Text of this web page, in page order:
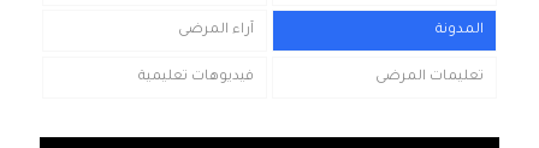
المدونة آراء المرضى
تعليمات المرضى فيديوهات تعليمية